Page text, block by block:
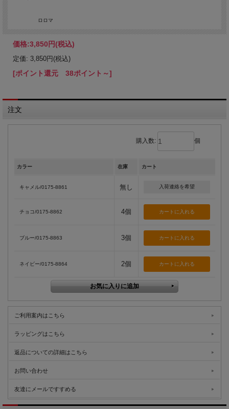
ロロマ
価格:3,850円(税込)
定価: 3,850円(税込)
[ポイント還元 38ポイント～]
注文
購入数: 個
カラー 在庫 カート
キャメル/0175-8861 無し 入荷連絡を希望
チョコ/0175-8862 4個
ブルー/0175-8863 3個
ネイビー/0175-8864 2個
ご利用案内はこちら
ラッピングはこちら
返品についての詳細はこちら
お問い合わせ
友達にメールですすめる